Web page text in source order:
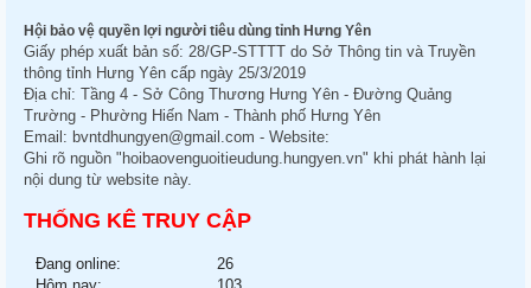
Hội bảo vệ quyền lợi người tiêu dùng tỉnh Hưng Yên
Giấy phép xuất bản số: 28/GP-STTTT do Sở Thông tin và Truyền
thông tỉnh Hưng Yên cấp ngày 25/3/2019
Địa chỉ: Tầng 4 - Sở Công Thương Hưng Yên - Đường Quảng
Trường - Phường Hiến Nam - Thành phố Hưng Yên
Email: bvntdhungyen@gmail.com - Website:
Ghi rõ nguồn "hoibaovenguoitieudung.hungyen.vn" khi phát hành lại
nội dung từ website này.
THỐNG KÊ TRUY CẬP
Đang online:
26